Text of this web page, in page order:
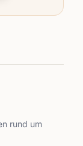
rund um